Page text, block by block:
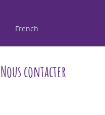
French
Nous contacter